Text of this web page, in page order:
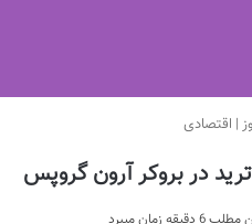
| اقتصادی
در بروکر آرون گروپس
زمان میبرد